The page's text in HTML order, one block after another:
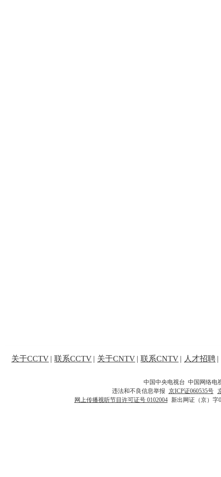
关于CCTV | 联系CCTV | 关于CNTV | 联系CNTV | 人才招聘 |
中国中央电视台 中国网络电
违法和不良信息举报 京ICP证060535号
网上传播视听节目许可证号 0102004 新出网证（京）